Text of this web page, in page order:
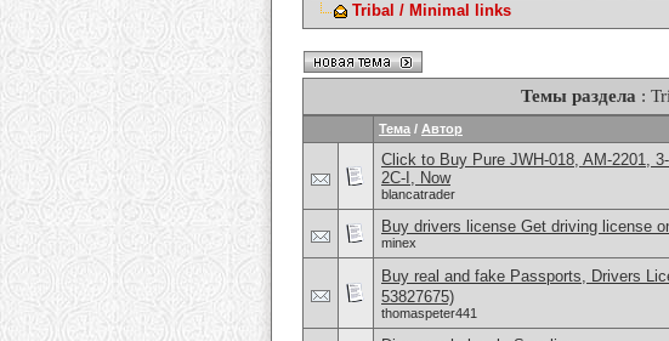
Tribal / Minimal links
Темы раздела :
Тема / Автор
Click to Buy Pure JWH-018, AM-2201,
2C-I, Now
blancatrader
Buy drivers license Get driving license
minex
Buy real and fake Passports, Drivers
53827675)
thomaspeter441